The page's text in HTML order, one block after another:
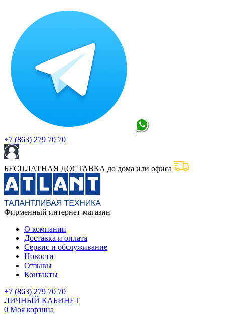
+7 (863) 279 70 70
БЕСПЛАТНАЯ ДОСТАВКА до дома или офиса
Фирменный интернет-магазин
О компании
Доставка и оплата
Сервис и обслуживание
Новости
Отзывы
Контакты
+7 (863) 279 70 70
ЛИЧНЫЙ КАБИНЕТ
0 Моя корзина